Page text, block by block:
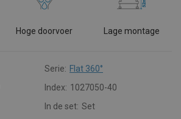
Hoge doorvoer Lage montage
Serie: Flat 360°
Index: 1027050-40
In de set: Set